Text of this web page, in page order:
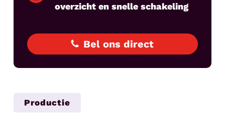
overzicht en snelle schakeling
Bel ons direct
Productie